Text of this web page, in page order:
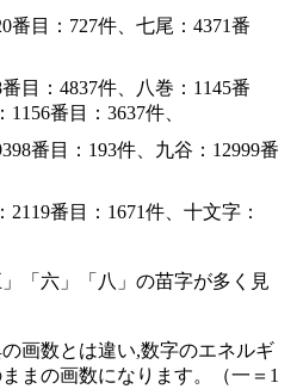
番目：727件、七尾：4371番
目：4837件、八巻：1145番
番目：3637件、
番目：193件、九谷：12999番
2119番目：1671件、十文字：
「六」「八」の苗字が多く見
画数とは違い,数字のエネルギ
まの画数になります。（一＝1